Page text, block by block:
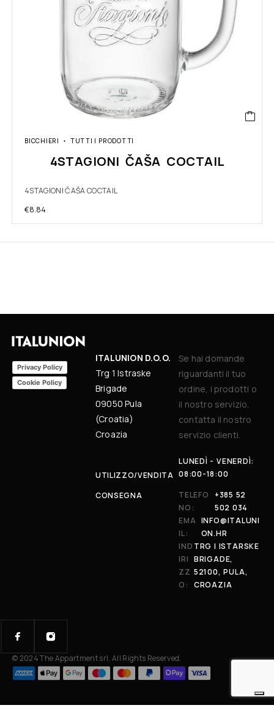
BICCHIERI TUTTI I PRODOTTI
4STAGIONI ČAŠA COCTAIL
4STAGIONI ČAŠA COCTAIL
€8.84
Privacy Policy
Cookie Policy
ITALUNION D.O.O.
Trg 1 Istraske
Brigade
09050 Pula
(Croatia)
Croazia
UTILIZZO/VENDITA
CONSEGNA
Se hai domande
riguardanti il tuo
ordine, i prodotti o
il nostro servizio,
contatta il nostro
servizio clienti.
LUNEDÌ - VENERDÌ:
08:00-18:00
TELEFO
NO:
+385 52
502 034
EMA
IL:
INFO@ITALUNI
ON.HR
IND
IRI
ZZ
O:
TRG I ISTARSKE
BRIGADE,
52100, PULA,
CROAZIA
© 2024 The Appartment srl. All Rights Reserved.